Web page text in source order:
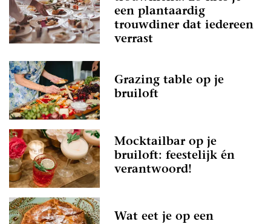
een plantaardig
trouwdiner dat iedereen
verrast
Grazing table op je
bruiloft
Mocktailbar op je
bruiloft: feestelijk én
verantwoord!
Wat eet je op een